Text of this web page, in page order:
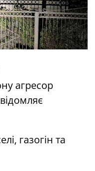
агресор
газогін та